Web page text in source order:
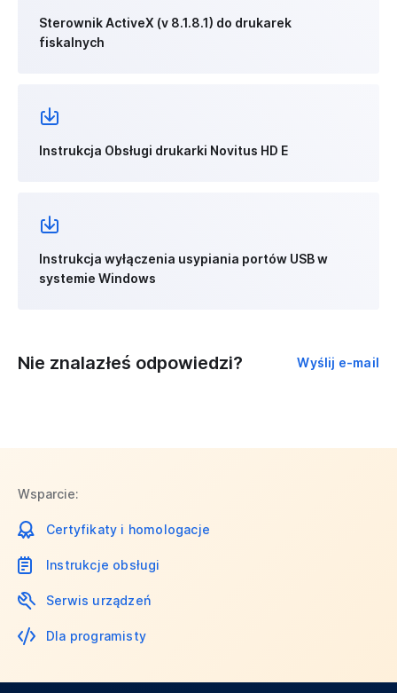
Sterownik ActiveX (v 8.1.8.1) do drukarek
fiskalnych
Instrukcja Obsługi drukarki Novitus HD E
Instrukcja wyłączenia usypiania portów USB w
systemie Windows
Nie znalazłeś odpowiedzi? Wyślij e-mail
Wsparcie:
Certyfikaty i homologacje
Instrukcje obsługi
Serwis urządzeń
Dla programisty